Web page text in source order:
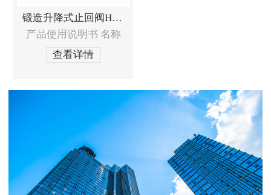
锻造升降式止回阀H61Y
产品使用说明书 名称
查看详情